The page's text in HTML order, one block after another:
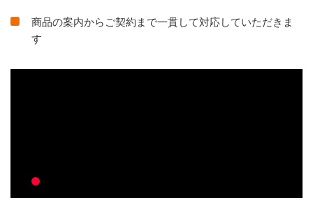
商品の案内からご契約まで一貫して対応していただきま
す